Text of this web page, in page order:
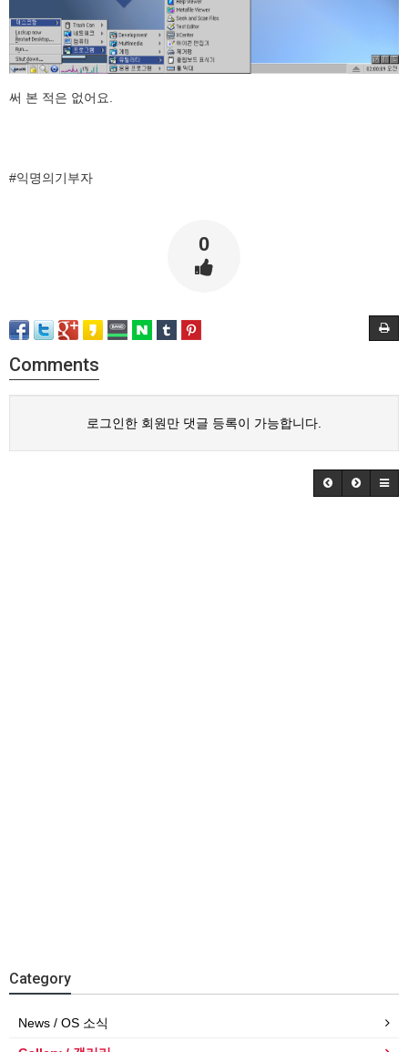
써 본 적은 없어요.
#익명의기부자
0
Comments
로그인한 회원만 댓글 등록이 가능합니다.
Category
News / OS 소식